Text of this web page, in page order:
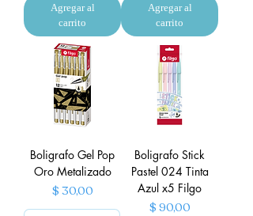
Agregar al
carrito
Agregar al
carrito
Boligrafo Gel Pop
Oro Metalizado
Precio
$ 30,00
Boligrafo Stick
Pastel 024 Tinta
Azul x5 Filgo
Precio
$ 90,00